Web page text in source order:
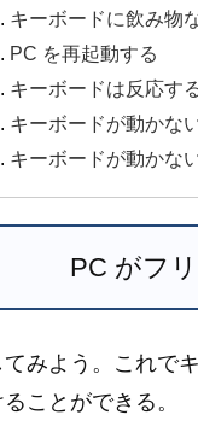
キーボードに飲み物
PC を再起動する
キーボードは反応す
キーボードが動かな
キーボードが動かな
PC がフ
みよう。これで
ことができる。